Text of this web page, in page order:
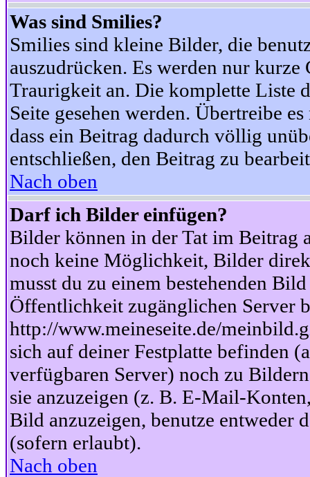
Was sind Smilies?
Smilies sind kleine Bilder, die
auszudrücken. Es werden nur
Traurigkeit an. Die komplette Liste
Seite gesehen werden. Übertreibe
dass ein Beitrag dadurch völlig
entschließen, den Beitrag zu
Nach oben
Darf ich Bilder einfügen?
Bilder können in der Tat im Beitrag
noch keine Möglichkeit, Bilder
musst du zu einem bestehenden
Öffentlichkeit zugänglichen Server
http://www.meineseite.de/
sich auf deiner Festplatte befinden
verfügbaren Server) noch zu
sie anzuzeigen (z. B. E-Mail-
Bild anzuzeigen, benutze
(sofern erlaubt).
Nach oben